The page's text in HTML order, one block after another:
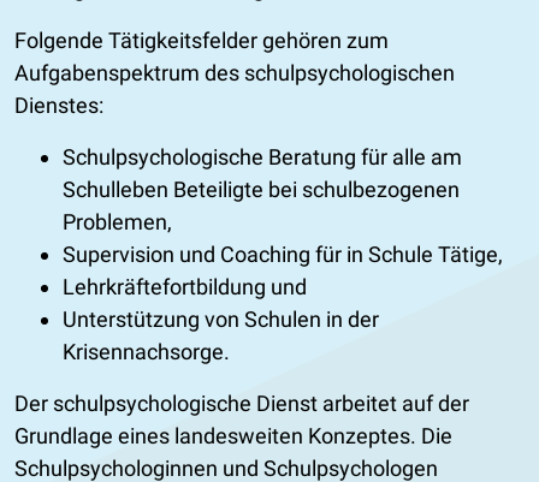
Folgende Tätigkeitsfelder gehören zum
Aufgabenspektrum des schulpsychologischen
Dienstes:
Schulpsychologische Beratung für alle am
Schulleben Beteiligte bei schulbezogenen
Problemen,
Supervision und Coaching für in Schule Tätige,
Lehrkräftefortbildung und
Unterstützung von Schulen in der
Krisennachsorge.
Der schulpsychologische Dienst arbeitet auf der
Grundlage eines landesweiten Konzeptes. Die
Schulpsychologinnen und Schulpsychologen